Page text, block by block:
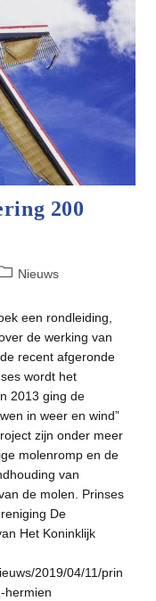
200
Nieuws
een rondleiding,
de werking van
recent afgeronde
wordt het
2013 ging de
in weer en wind”
zijn onder meer
molenromp en de
van
de molen. Prinses
De
Het Koninklijk
2019/04/11/prin
hermien